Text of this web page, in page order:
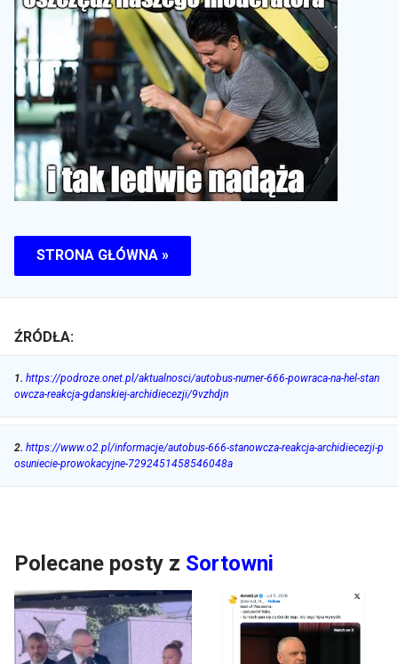
STRONA GŁÓWNA »
ŹRÓDŁA:
1. https://podroze.onet.pl/aktualnosci/autobus-numer-666-powraca-na-hel-stan
owcza-reakcja-gdanskiej-archidiecezji/9vzhdjn
2. https://www.o2.pl/informacje/autobus-666-stanowcza-reakcja-archidiecezji-p
osuniecie-prowokacyjne-7292451458546048a
Polecane posty z Sortowni